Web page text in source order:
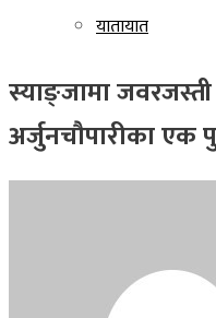
यातायात
स्याङ्जामा
अर्जुनचौपारीका एक